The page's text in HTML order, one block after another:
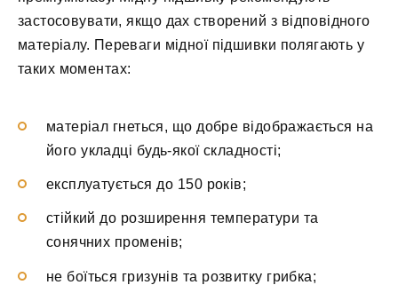
застосовувати, якщо дах створений з відповідного
матеріалу. Переваги мідної підшивки полягають у
таких моментах:
матеріал гнеться, що добре відображається на
його укладці будь-якої складності;
експлуатується до 150 років;
стійкий до розширення температури та
сонячних променів;
не боїться гризунів та розвитку грибка;